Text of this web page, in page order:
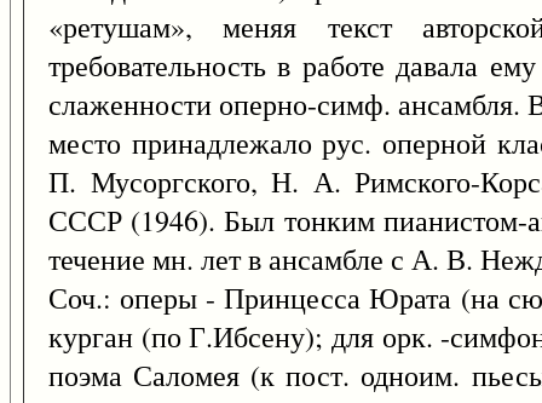
«ретушам», меняя текст
требовательность в работе давала
слаженности оперно-симф. ансамбля.
место принадлежало рус. оперной
П. Мусоргского, Н. А. Римского-
СССР (1946). Был тонким пианистом-
течение мн. лет в ансамбле с А. В.
Соч.: оперы - Принцесса Юрата (на
курган (по Г.Ибсену); для орк. -
поэма Саломея (к пост. одноим.